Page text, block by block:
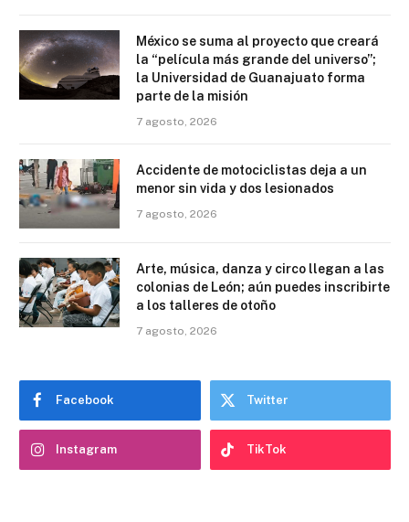
México se suma al proyecto que creará
la “película más grande del universo”;
la Universidad de Guanajuato forma
parte de la misión
7 agosto, 2026
Accidente de motociclistas deja a un
menor sin vida y dos lesionados
7 agosto, 2026
Arte, música, danza y circo llegan a las
colonias de León; aún puedes inscribirte
a los talleres de otoño
7 agosto, 2026
Facebook Twitter
Instagram TikTok